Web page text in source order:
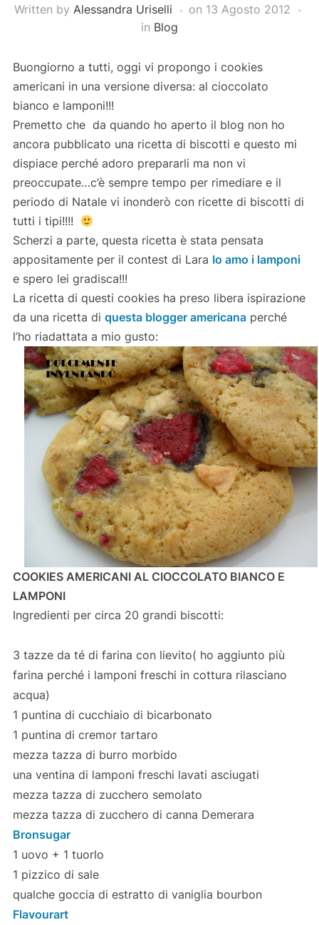
Written by Alessandra Uriselli on 13 Agosto 2012
in Blog
Buongiorno a tutti, oggi vi propongo i cookies
americani in una versione diversa: al cioccolato
bianco e lamponi!!!
Premetto che da quando ho aperto il blog non ho
ancora pubblicato una ricetta di biscotti e questo mi
dispiace perché adoro prepararli ma non vi
preoccupate…c’è sempre tempo per rimediare e il
periodo di Natale vi inonderò con ricette di biscotti di
tutti i tipi!!!!
Scherzi a parte, questa ricetta è stata pensata
appositamente per il contest di Lara Io amo i lamponi
e spero lei gradisca!!!
La ricetta di questi cookies ha preso libera ispirazione
da una ricetta di questa blogger americanaperché
l’ho riadattata a mio gusto:
COOKIES AMERICANI AL CIOCCOLATO BIANCO E
LAMPONI
Ingredienti per circa 20 grandi biscotti:
3 tazze da té di farina con lievito( ho aggiunto più
farina perché i lamponi freschi in cottura rilasciano
acqua)
1 puntina di cucchiaio di bicarbonato
1 puntina di cremor tartaro
mezza tazza di burro morbido
una ventina di lamponi freschi lavati asciugati
mezza tazza di zucchero semolato
mezza tazza di zucchero di canna Demerara
Bronsugar
1 uovo + 1 tuorlo
1 pizzico di sale
qualche goccia di estratto di vaniglia bourbon
Flavourart